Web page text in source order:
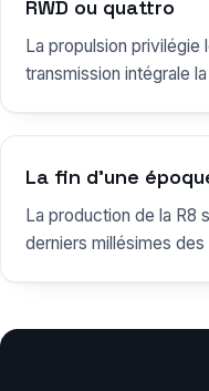
RWD ou quattro
La propulsion privilégie
transmission intégrale
La fin d’une
La production de la R8
derniers millésimes